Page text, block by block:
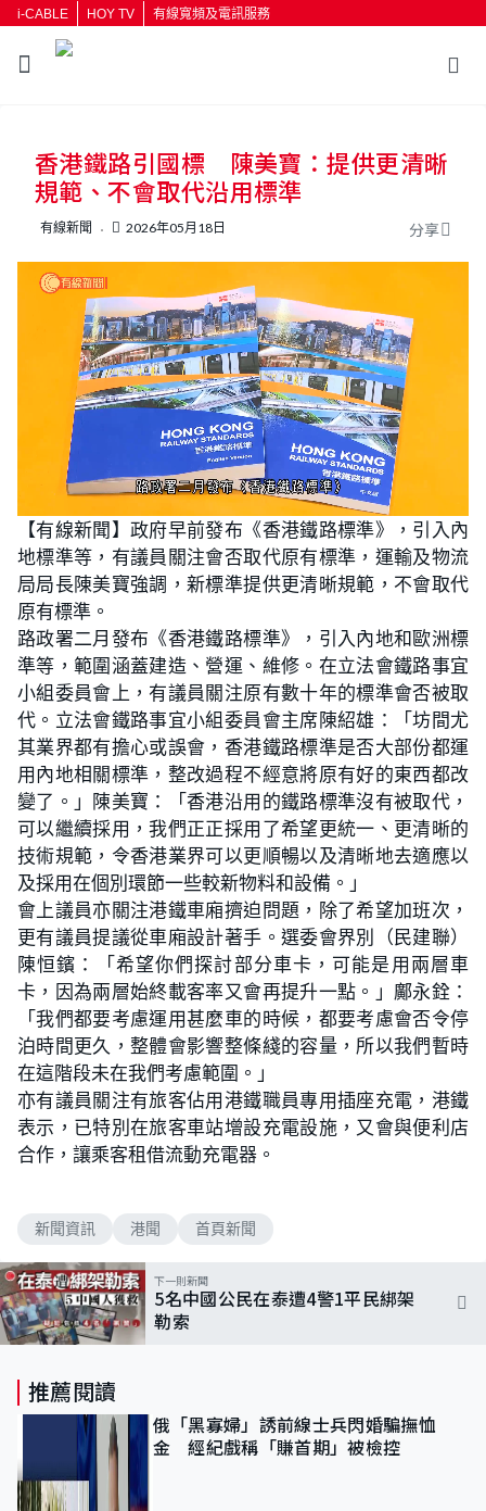
i-CABLE HOY TV 有線寬頻及電訊服務
按輸入鍵開始搜尋
香港鐵路引國標 陳美寶：提供更清晰
規範、不會取代沿用標準
有線新聞 2026年05月18日 分享
n
m
o
a
d
e
d
:
2
1
9
%
【有線新聞】政府早前發布《香港鐵路標準》，引入內
地標準等，有議員關注會否取代原有標準，運輸及物流
局局長陳美寶強調，新標準提供更清晰規範，不會取代
原有標準。
路政署二月發布《香港鐵路標準》，引入內地和歐洲標
準等，範圍涵蓋建造、營運、維修。在立法會鐵路事宜
小組委員會上，有議員關注原有數十年的標準會否被取
代。立法會鐵路事宜小組委員會主席陳紹雄：「坊間尤
其業界都有擔心或誤會，香港鐵路標準是否大部份都運
用內地相關標準，整改過程不經意將原有好的東西都改
變了。」陳美寶：「香港沿用的鐵路標準沒有被取代，
可以繼續採用，我們正正採用了希望更統一、更清晰的
技術規範，令香港業界可以更順暢以及清晰地去適應以
及採用在個別環節一些較新物料和設備。」
會上議員亦關注港鐵車廂擠迫問題，除了希望加班次，
更有議員提議從車廂設計著手。選委會界別（民建聯）
陳恒鑌：「希望你們探討部分車卡，可能是用兩層車
卡，因為兩層始終載客率又會再提升一點。」鄺永銓：
「我們都要考慮運用甚麼車的時候，都要考慮會否令停
泊時間更久，整體會影響整條綫的容量，所以我們暫時
在這階段未在我們考慮範圍。」
亦有議員關注有旅客佔用港鐵職員專用插座充電，港鐵
表示，已特別在旅客車站增設充電設施，又會與便利店
合作，讓乘客租借流動充電器。
新聞資訊 港聞 首頁新聞
下一則新聞
5名中國公民在泰遭4警1平民綁架
勒索
推薦閱讀
俄「黑寡婦」誘前線士兵閃婚騙撫恤
金 經紀戲稱「賺首期」被檢控